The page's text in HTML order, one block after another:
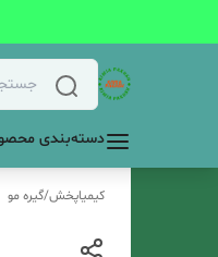
دسته‌بندی
کیمیاپخش/گیره مو